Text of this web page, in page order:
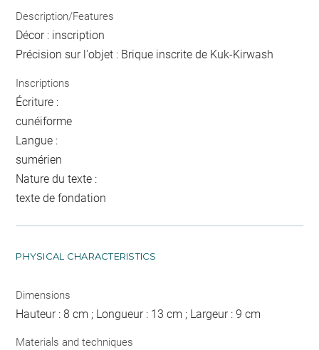
Description/Features
Décor : inscription
Précision sur l'objet : Brique inscrite de Kuk-Kirwash
Inscriptions
Écriture :
cunéiforme
Langue :
sumérien
Nature du texte :
texte de fondation
PHYSICAL CHARACTERISTICS
Dimensions
Hauteur : 8 cm ; Longueur : 13 cm ; Largeur : 9 cm
Materials and techniques